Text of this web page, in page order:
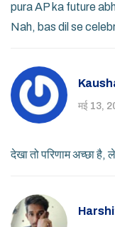
pura AP ka future
Nah, bas dil se
मई 13,
देखा तो परिणाम अच्छा है,